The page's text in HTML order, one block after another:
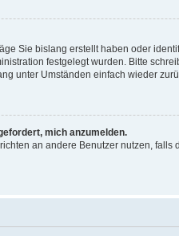
Sie bislang erstellt haben oder
festgelegt wurden. Bitte
unter Umständen einfach wieder
mich anzumelden.
an andere Benutzer nutzen,